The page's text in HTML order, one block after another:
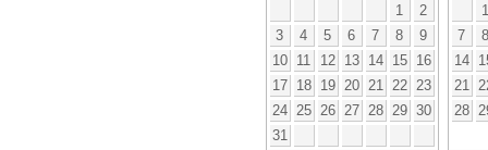
1
2
3
4 5 6 7 8
9
10
11 12 13 14 15
16
17
18 19 20 21 22
23
24
25 26 27 28 29 30
31
1
7
8
14
21
28